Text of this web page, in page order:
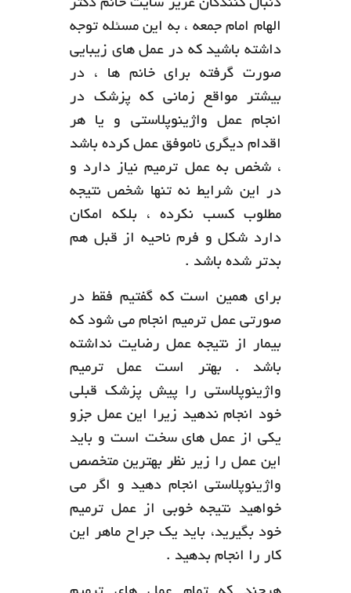
دنبال کنندگان عزیز سایت خانم دکتر
الهام امام جمعه ، به این مسئله توجه
داشته باشید که در عمل های زیبایی
صورت گرفته برای خانم ها ، در
بیشتر مواقع زمانی که پزشک در
انجام عمل واژینوپلاستی و یا هر
اقدام دیگری ناموفق عمل کرده باشد
، شخص به عمل ترمیم نیاز دارد و
در این شرایط نه تنها شخص نتیجه
مطلوب کسب نکرده ، بلکه امکان
دارد شکل و فرم ناحیه از قبل هم
بدتر شده باشد .
برای همین است که گفتیم فقط در
صورتی عمل ترمیم انجام می شود که
بیمار از نتیجه عمل رضایت نداشته
باشد . بهتر است عمل ترمیم
واژینوپلاستی را پیش پزشک قبلی
خود انجام ندهید زیرا این عمل جزو
یکی از عمل های سخت است و باید
این عمل را زیر نظر بهترین متخصص
واژینوپلاستی انجام دهید و اگر می
خواهید نتیجه‌ خوبی از عمل ترمیم
خود بگیرید، باید یک جراح ماهر این
کار را انجام بدهید .